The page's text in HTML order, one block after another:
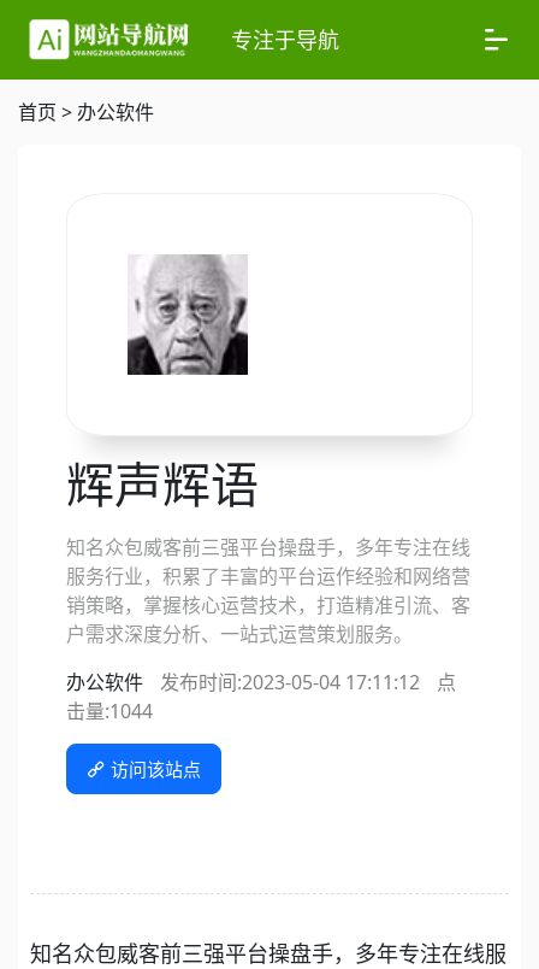
专注于导航
首页 > 办公软件
辉声辉语
知名众包威客前三强平台操盘手，多年专注在线
服务行业，积累了丰富的平台运作经验和网络营
销策略，掌握核心运营技术，打造精准引流、客
户需求深度分析、一站式运营策划服务。
办公软件
发布时间:2023-05-04 17:11:12
点
击量:1044
访问该站点
知名众包威客前三强平台操盘手，多年专注在线服